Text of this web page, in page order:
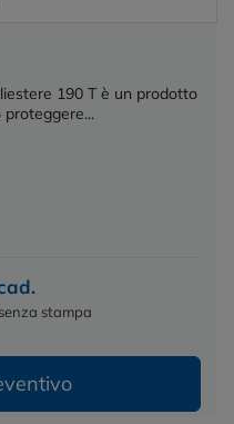
190 T è un prodotto
stampa